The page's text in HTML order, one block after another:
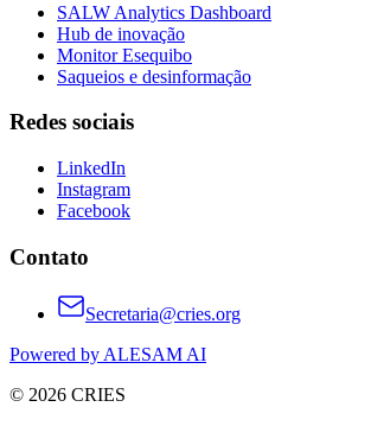
SALW Analytics Dashboard
Hub de inovação
Monitor Esequibo
Saqueios e desinformação
Redes sociais
LinkedIn
Instagram
Facebook
Contato
Secretaria@cries.org
Powered by ALESAM AI
© 2026 CRIES